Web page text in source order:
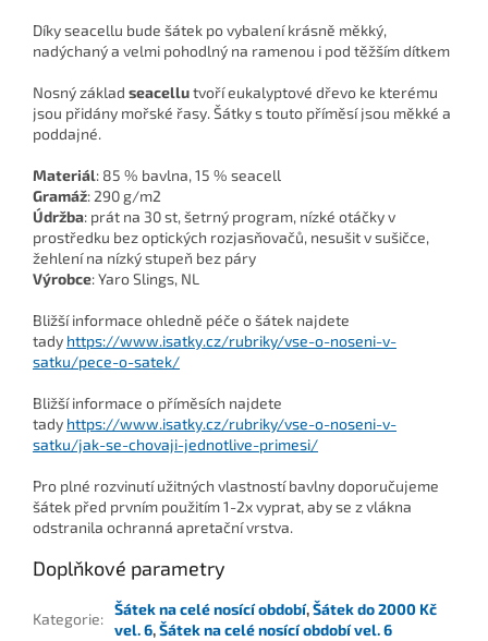
Díky seacellu bude šátek po vybalení krásně měkký,
nadýchaný a velmi pohodlný na ramenou i pod těžším dítkem
Nosný základ seacellutvoří eukalyptové dřevo ke kterému
jsou přidány mořské řasy. Šátky s touto příměsí jsou měkké a
poddajné.
Materiál: 85 % bavlna, 15 % seacell
Gramáž: 290 g/m2
Údržba: prát na 30 st, šetrný program, nízké otáčky v
prostředku bez optických rozjasňovačů, nesušit v sušičce,
žehlení na nízký stupeň bez páry
Výrobce:Yaro Slings, NL
Bližší informace ohledně péče o šátek najdete
tady https://www.isatky.cz/rubriky/vse-o-noseni-v-
satku/pece-o-satek/
Bližší informace o příměsích najdete
tady https://www.isatky.cz/rubriky/vse-o-noseni-v-
satku/jak-se-chovaji-jednotlive-primesi/
Pro plné rozvinutí užitných vlastností bavlny doporučujeme
šátek před prvním použitím 1-2x vyprat, aby se z vlákna
odstranila ochranná apretační vrstva.
Doplňkové parametry
Kategorie:
Šátek na celé nosící období,Šátek do 2000 Kč
vel. 6,Šátek na celé nosící období vel. 6